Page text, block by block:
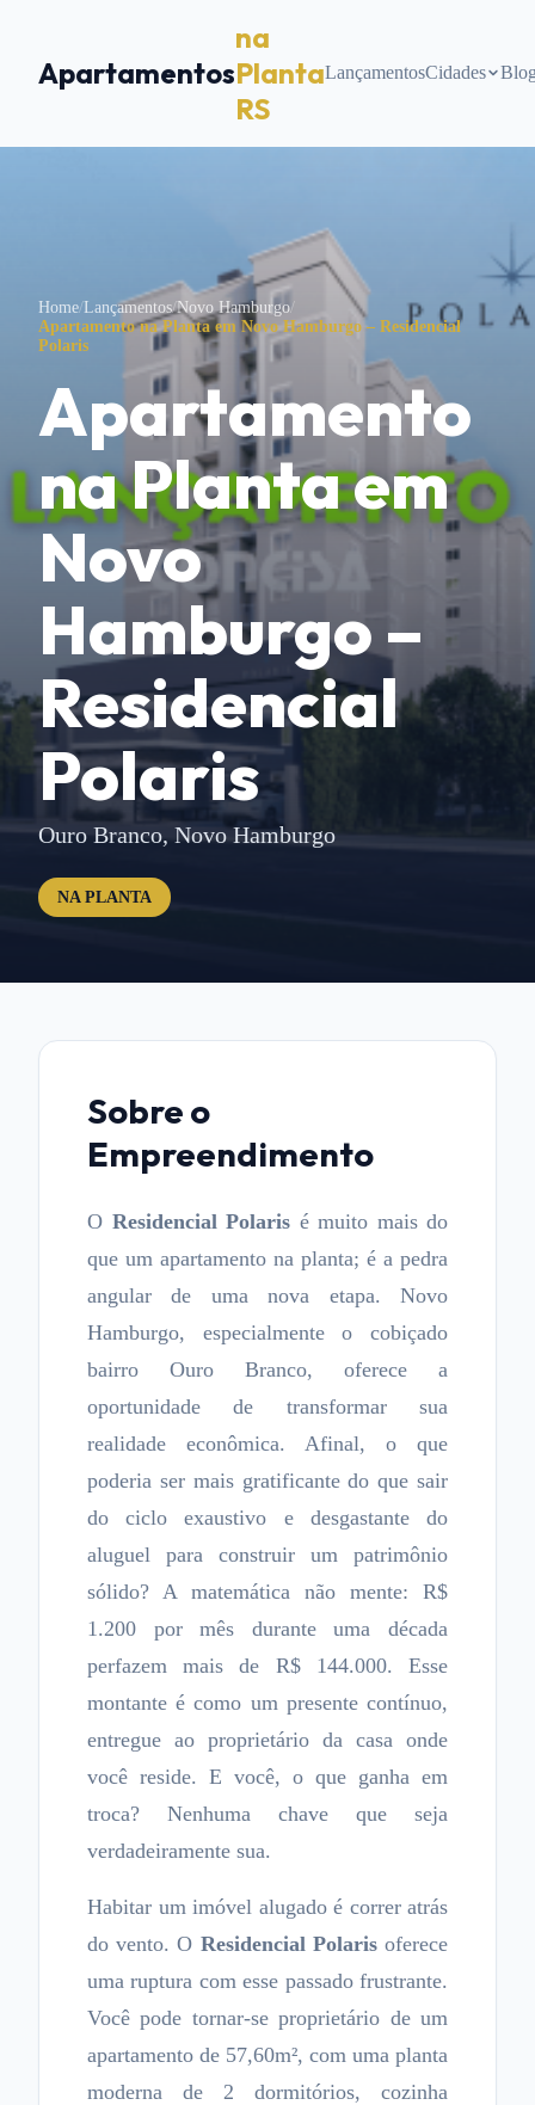
Apartamentos
na
Planta
RS
LançamentosCidades
Home/Lançamentos/Novo Hamburgo/
Apartamento na Planta em Novo Hamburgo – Residencial
Polaris
Apartamento
na Planta em
Novo
Hamburgo –
Residencial
Polaris
Ouro Branco, Novo Hamburgo
NA PLANTA
Sobre o
Empreendimento
O Residencial Polaris é muito mais do
que um apartamento na planta; é a pedra
angular de uma nova etapa. Novo
Hamburgo, especialmente o cobiçado
bairro Ouro Branco, oferece a
oportunidade de transformar sua
realidade econômica. Afinal, o que
poderia ser mais gratificante do que sair
do ciclo exaustivo e desgastante do
aluguel para construir um patrimônio
sólido? A matemática não mente: R$
1.200 por mês durante uma década
perfazem mais de R$ 144.000. Esse
montante é como um presente contínuo,
entregue ao proprietário da casa onde
você reside. E você, o que ganha em
troca? Nenhuma chave que seja
verdadeiramente sua.
Habitar um imóvel alugado é correr atrás
do vento. O Residencial Polarisoferece
uma ruptura com esse passado frustrante.
Você pode tornar-se proprietário de um
apartamento de 57,60m², com uma planta
moderna de 2 dormitórios, cozinha